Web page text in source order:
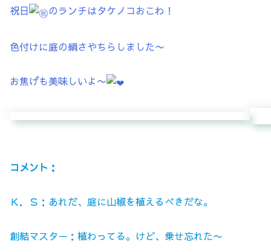
祝日 のランチはタケノコおこわ！
色付けに庭の絹さやちらしました〜
お焦げも美味しいよ〜
コメント：
Ｋ．Ｓ：あれだ、庭に山椒を植えるべきだな。
創結マスター：植わってる。けど、乗せ忘れた〜